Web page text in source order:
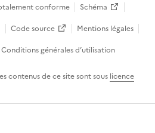
conforme
Schéma
Code source
Mentions légales
Conditions générales d’utilisation
contenus de ce site sont sous licence